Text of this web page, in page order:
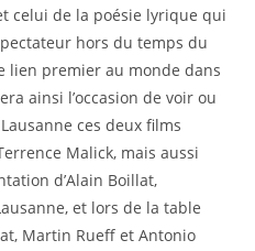
celui de la poésie lyrique qui
hors du temps du
lien premier au monde dans
ainsi l’occasion de voir ou
ces deux films
Malick, mais aussi
d’Alain Boillat,
et lors de la table
Martin Rueff et Antonio